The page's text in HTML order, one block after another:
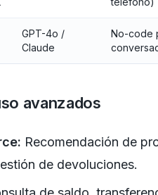
GPT-4o /
Claude
No-code
avanzados
Recomendación de
de devoluciones.